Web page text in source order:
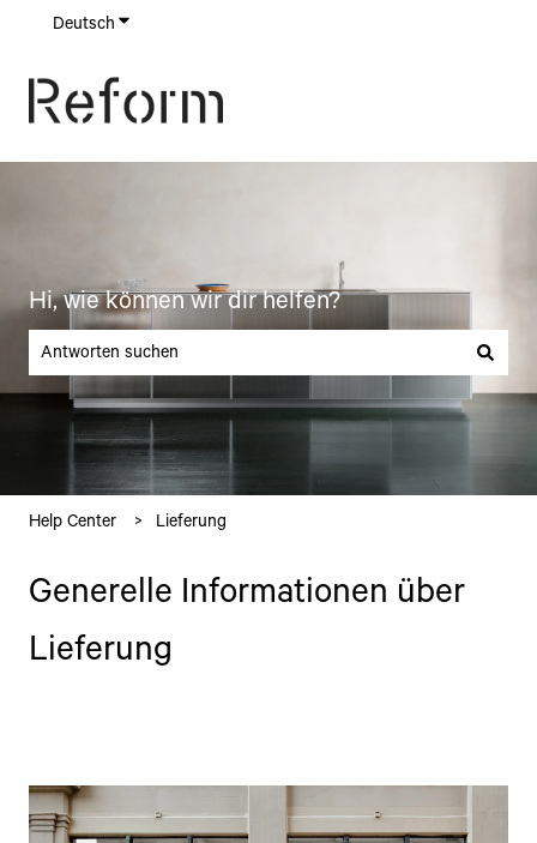
Deutsch Untermenü für Übersetzungen anzeigen
Hi, wie können wir dir helfen?
Es gibt keine Vorschläge, da das Suchfeld leer ist.
Help Center Lieferung
Generelle Informationen über
Lieferung